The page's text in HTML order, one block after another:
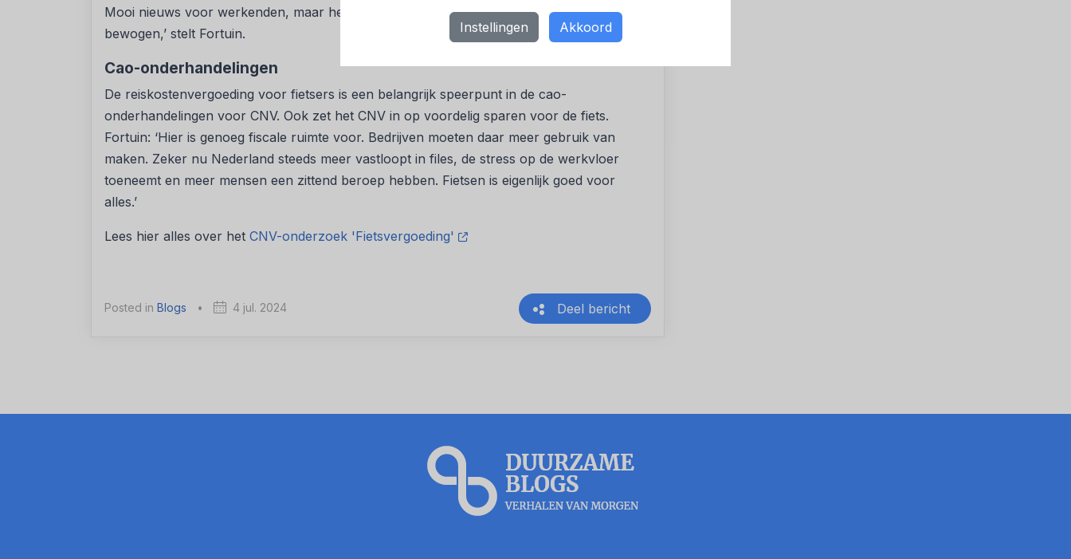
Instellingen Akkoord
Mooi nieuws voor werkenden, maar het betekent anderzijds dat er minder wordt
bewogen,’ stelt Fortuin.
Cao-onderhandelingen
De reiskostenvergoeding voor fietsers is een belangrijk speerpunt in de cao-
onderhandelingen voor CNV. Ook zet het CNV in op voordelig sparen voor de fiets.
Fortuin: ‘Hier is genoeg fiscale ruimte voor. Bedrijven moeten daar meer gebruik van
maken. Zeker nu Nederland steeds meer vastloopt in files, de stress op de werkvloer
toeneemt en meer mensen een zittend beroep hebben. Fietsen is eigenlijk goed voor
alles.’
Lees hier alles over het CNV-onderzoek 'Fietsvergoeding'
Posted in Blogs • 4 jul. 2024 Deel bericht